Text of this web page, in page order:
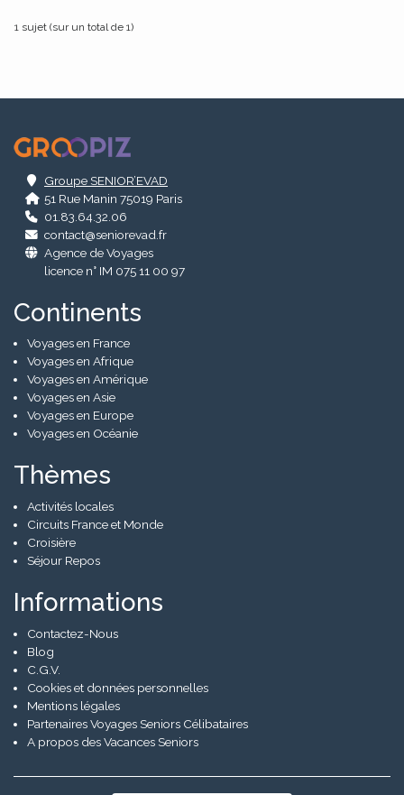
1 sujet (sur un total de 1)
Groupe SENIOR’EVAD
51 Rue Manin 75019 Paris
01.83.64.32.06
contact@seniorevad.fr
Agence de Voyages
licence n° IM 075 11 00 97
Continents
Voyages en France
Voyages en Afrique
Voyages en Amérique
Voyages en Asie
Voyages en Europe
Voyages en Océanie
Thèmes
Activités locales
Circuits France et Monde
Croisière
Séjour Repos
Informations
Contactez-Nous
Blog
C.G.V.
Cookies et données personnelles
Mentions légales
Partenaires Voyages Seniors Célibataires
A propos des Vacances Seniors